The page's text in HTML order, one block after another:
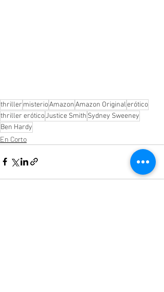
thriller misterioAmazonAmazon Originalerótico
thriller eróticoJustice Smith Sydney Sweeney
Ben Hardy
En Corto